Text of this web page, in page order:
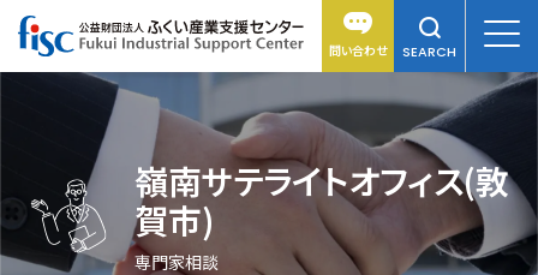
問い合わせ SEARCH
嶺南サテライトオフィス(敦
賀市)
専門家相談